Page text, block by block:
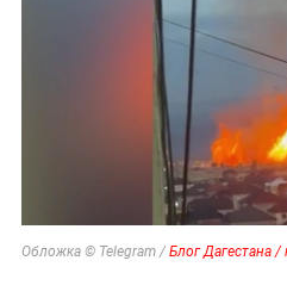
Обложка © Telegram / Блог Дагестана /